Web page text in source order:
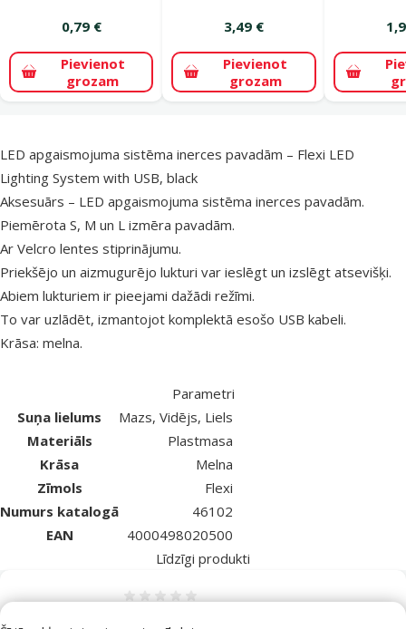
0,79 €
Pievienot
grozam
3,49 €
Pievienot
grozam
superzoo.product.detail.content
LED apgaismojuma sistēma inerces pavadām – Flexi LED
Lighting System with USB, black
Aksesuārs – LED apgaismojuma sistēma inerces pavadām.
Piemērota S, M un L izmēra pavadām.
Ar Velcro lentes stiprinājumu.
Priekšējo un aizmugurējo lukturi var ieslēgt un izslēgt atsevišķi.
Abiem lukturiem ir pieejami dažādi režīmi.
To var uzlādēt, izmantojot komplektā esošo USB kabeli.
Krāsa: melna.
Parametri
Suņa lielums
Mazs, Vidējs, Liels
Materiāls
Plastmasa
Krāsa
Melna
Zīmols
Flexi
Numurs katalogā
46102
EAN
4000498020500
Līdzīgi produkti
Atsauksmes 0%